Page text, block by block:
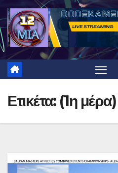
Ετικέτα: (1η μέρα)